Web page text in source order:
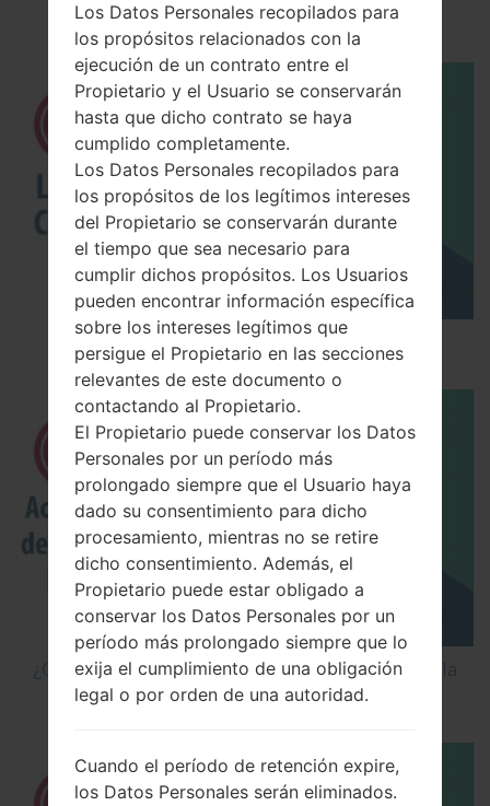
C50
Los 5 principales Códigos Secretos para LG!
¿Cómo Activar las Opciones de Desarrollador y la
Depuración USB en LG?
Los Datos Personales recopilados para
los propósitos relacionados con la
ejecución de un contrato entre el
Propietario y el Usuario se conservarán
hasta que dicho contrato se haya
cumplido completamente.
Los Datos Personales recopilados para
los propósitos de los legítimos intereses
del Propietario se conservarán durante
el tiempo que sea necesario para
cumplir dichos propósitos. Los Usuarios
pueden encontrar información específica
sobre los intereses legítimos que
persigue el Propietario en las secciones
relevantes de este documento o
contactando al Propietario.
El Propietario puede conservar los Datos
Personales por un período más
prolongado siempre que el Usuario haya
dado su consentimiento para dicho
procesamiento, mientras no se retire
dicho consentimiento. Además, el
Propietario puede estar obligado a
conservar los Datos Personales por un
período más prolongado siempre que lo
exija el cumplimiento de una obligación
legal o por orden de una autoridad.
Cuando el período de retención expire,
los Datos Personales serán eliminados.